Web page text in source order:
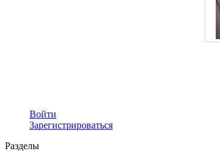
Войти
Зарегистрироваться
Разделы